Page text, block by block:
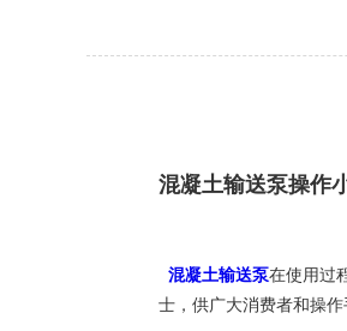
混凝土输送泵操作
混凝土输送泵在使用过
士，供广大消费者和操作